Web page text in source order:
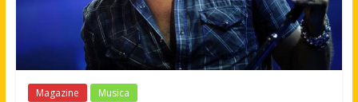
Magazine Musica